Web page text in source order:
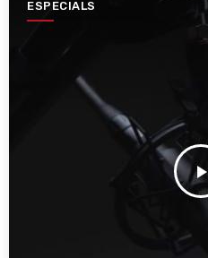
ESPECIALS
play_arrow